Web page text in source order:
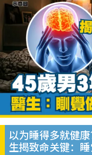
以为睡得多就健
生揭致命关键：